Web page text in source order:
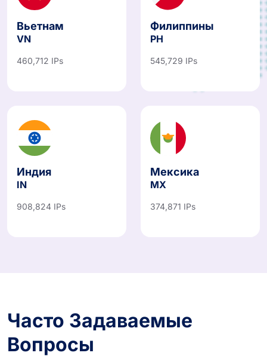
Вьетнам
VN
460,712 IPs
Филиппины
PH
545,729 IPs
Индия
IN
908,824 IPs
Мексика
MX
374,871 IPs
Часто Задаваемые
Вопросы